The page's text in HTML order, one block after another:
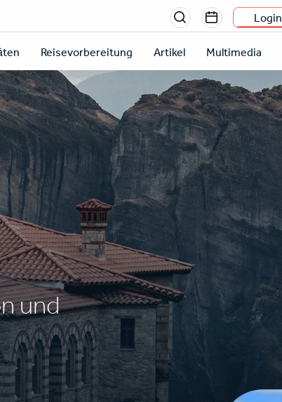
Menu
section
right
Login
Reisevorbereitung Artikel Multimedia
und